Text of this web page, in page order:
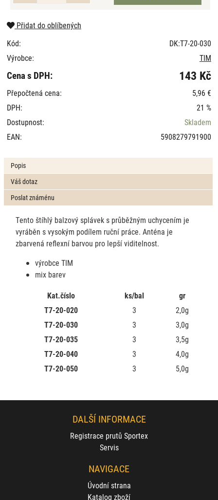
Přidat do oblíbených
Kód:
DK:T7-20-030
Výrobce:
TIM
Cena s DPH: 143 Kč
Přepočtená cena:
5,96 €
DPH:
21 %
Dostupnost:
Skladem
EAN:
5908279791900
Popis
Váš dotaz
Poslat známénu
Tento štíhlý balzový splávek s průběžným uchycením je
vyráběn s vysokým podílem ruční práce. Anténa je
zbarvená reflexní barvou pro lepší viditelnost.
výrobce TIM
mix barev
Kat.číslo ks/bal
gr
T7-20-020
3
2,0g
T7-20-030
3
3,0g
T7-20-035
3
3,5g
T7-20-040
3
4,0g
T7-20-050
3 5,0g
DALŠÍ INFORMACE
Registrace prutů Sportex
Servis
NAVIGACE
Úvodní strana
Katalog zboží